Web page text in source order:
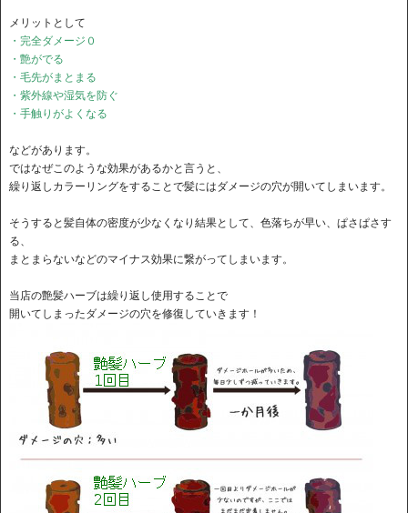
メリットとして
・完全ダメージ０
・艶がでる
・毛先がまとまる
・紫外線や湿気を防ぐ
・手触りがよくなる
などがあります。
ではなぜこのような効果があるかと言うと、
繰り返しカラーリングをすることで髪にはダメージの穴が開いてしまいます。
そうすると髪自体の密度が少なくなり結果として、色落ちが早い、ぱさぱさす
る、
まとまらないなどのマイナス効果に繋がってしまいます。
当店の艶髪ハーブは繰り返し使用することで
開いてしまったダメージの穴を修復していきます！